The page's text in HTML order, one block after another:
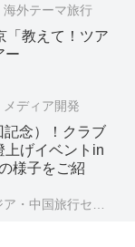
海外テーマ旅行
「教えて！ツア
ー
メディア開発
念）！クラブ
上げイベントin
様子をご紹
・中国旅行センター